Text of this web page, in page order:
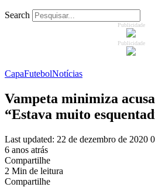
Search
Publicidade
Publicidade
CapaFutebolNotícias
Vampeta minimiza
“Estava muito
Last updated: 22 de dezembro de 2020
6 anos atrás
Compartilhe
2 Min de leitura
Compartilhe